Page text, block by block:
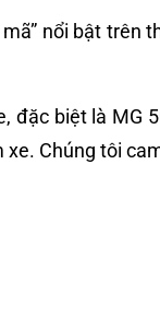
nổi bật trên
biệt là MG
Chúng tôi